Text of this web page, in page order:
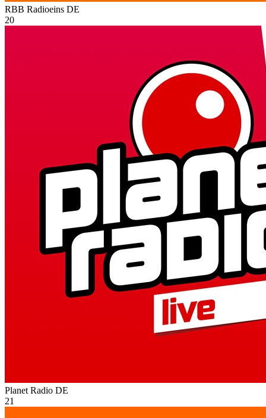
RBB Radioeins DE
20
Planet Radio DE
21